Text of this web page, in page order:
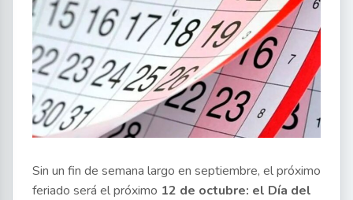
Sin un fin de semana largo en septiembre, el próximo
feriado será el próximo 12 de octubre: el Día del